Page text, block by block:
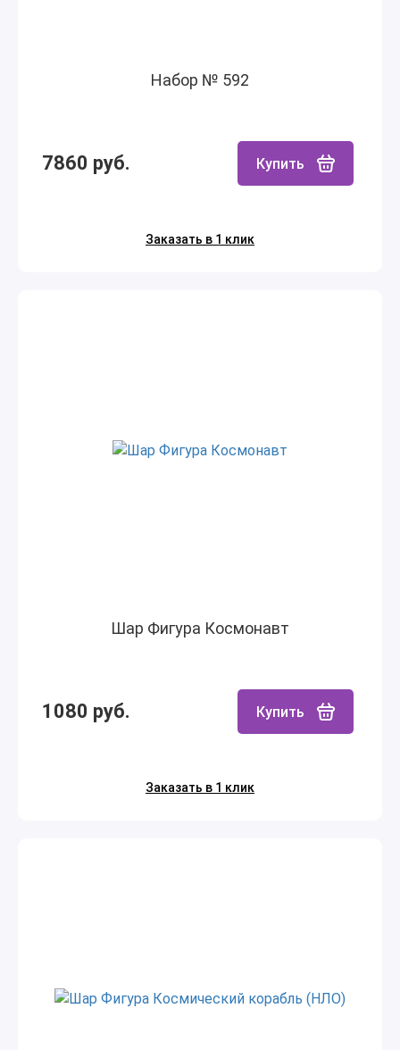
Набор № 592
7860 руб. Купить
Заказать в 1 клик
Шар Фигура Космонавт
1080 руб. Купить
Заказать в 1 клик